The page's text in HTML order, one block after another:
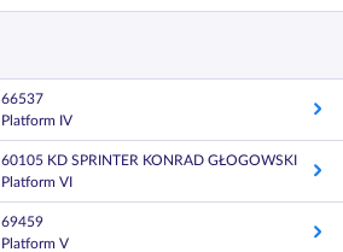
66537
Platform IV
60105 KD SPRINTER KONRAD GŁOGOWSKI
Platform VI
69459
Platform V